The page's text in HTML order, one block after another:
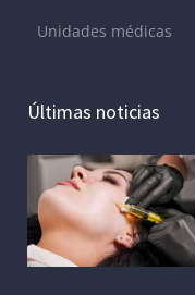
Unidades médicas
Últimas noticias